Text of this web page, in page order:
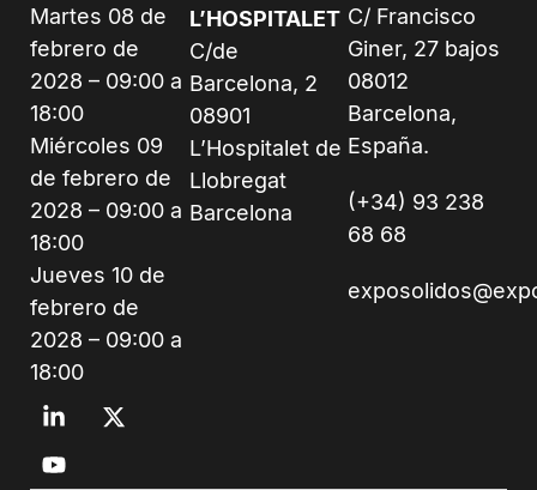
Martes 08 de
febrero de
2028 – 09:00 a
18:00
Miércoles 09
de febrero de
2028 – 09:00 a
18:00
Jueves 10 de
febrero de
2028 – 09:00 a
18:00
L’HOSPITALET
C/de
Barcelona, 2
08901
L’Hospitalet de
Llobregat
Barcelona
C/ Francisco
Giner, 27 bajos
08012
Barcelona,
España.
(+34) 93 238
68 68